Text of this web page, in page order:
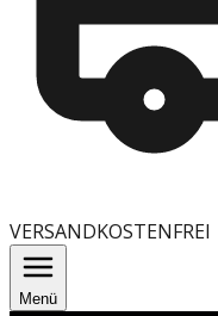
VERSANDKOSTENFREI
Menü